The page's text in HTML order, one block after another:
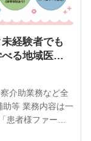
経験者でも
る地域医療
か？【週休3
介助業務など全
は一
患者様ファース
価やインセンテ